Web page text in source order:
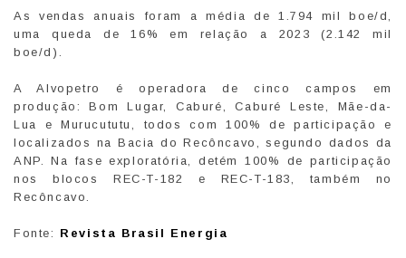
As vendas anuais foram a média de 1.794 mil boe/d,
uma queda de 16% em relação a 2023 (2.142 mil
boe/d).
A Alvopetro é operadora de cinco campos em
produção: Bom Lugar, Caburé, Caburé Leste, Mãe-da-
Lua e Murucututu, todos com 100% de participação e
localizados na Bacia do Recôncavo, segundo dados da
ANP. Na fase exploratória, detém 100% de participação
nos blocos REC-T-182 e REC-T-183, também no
Recôncavo.
Fonte: Revista Brasil Energia